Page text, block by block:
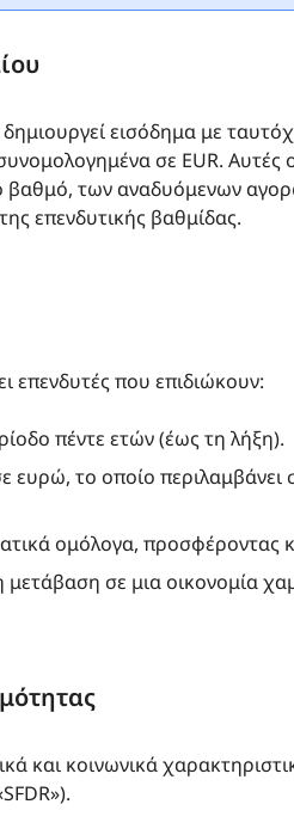
εισόδημα με
σε EUR.
των αναδυόμενων
επενδυτικής βαθμίδας.
επενδυτές που επιδιώκουν:
πέντε ετών (έως τη λήξη).
το οποίο
ομόλογα, προσφέροντας
μετάβαση σε μια
και κοινωνικά